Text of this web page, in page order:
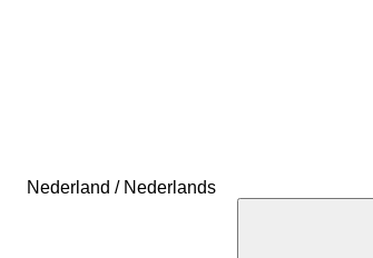
Nederland / Nederlands